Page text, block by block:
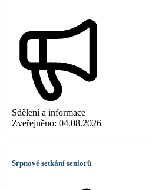
Sdělení a informace
Zveřejněno: 04.08.2026
Srpnové setkání seniorů